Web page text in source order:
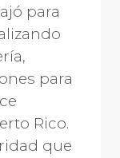
para
para
Rico.
que